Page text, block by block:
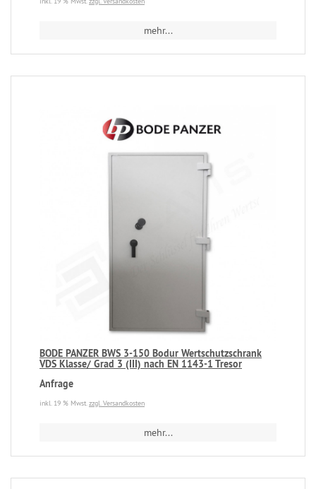
mehr...
BODE PANZER BWS 3-150 Bodur Wertschutzschrank
VDS Klasse/ Grad 3 (III) nach EN 1143-1 Tresor
Anfrage
inkl. 19 % Mwst.zzgl. Versandkosten
mehr...